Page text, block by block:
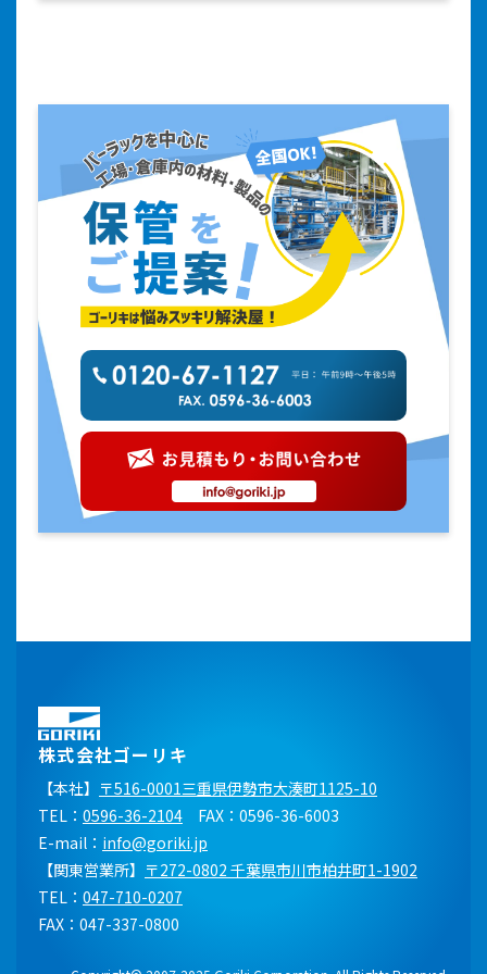
株式会社ゴーリキ
【本社】 〒516-0001三重県伊勢市大湊町1125-10
TEL： 0596-36-2104 FAX：0596-36-6003
E-mail： info@goriki.jp
【関東営業所】 〒272-0802 千葉県市川市柏井町1-1902
TEL： 047-710-0207
FAX：047-337-0800